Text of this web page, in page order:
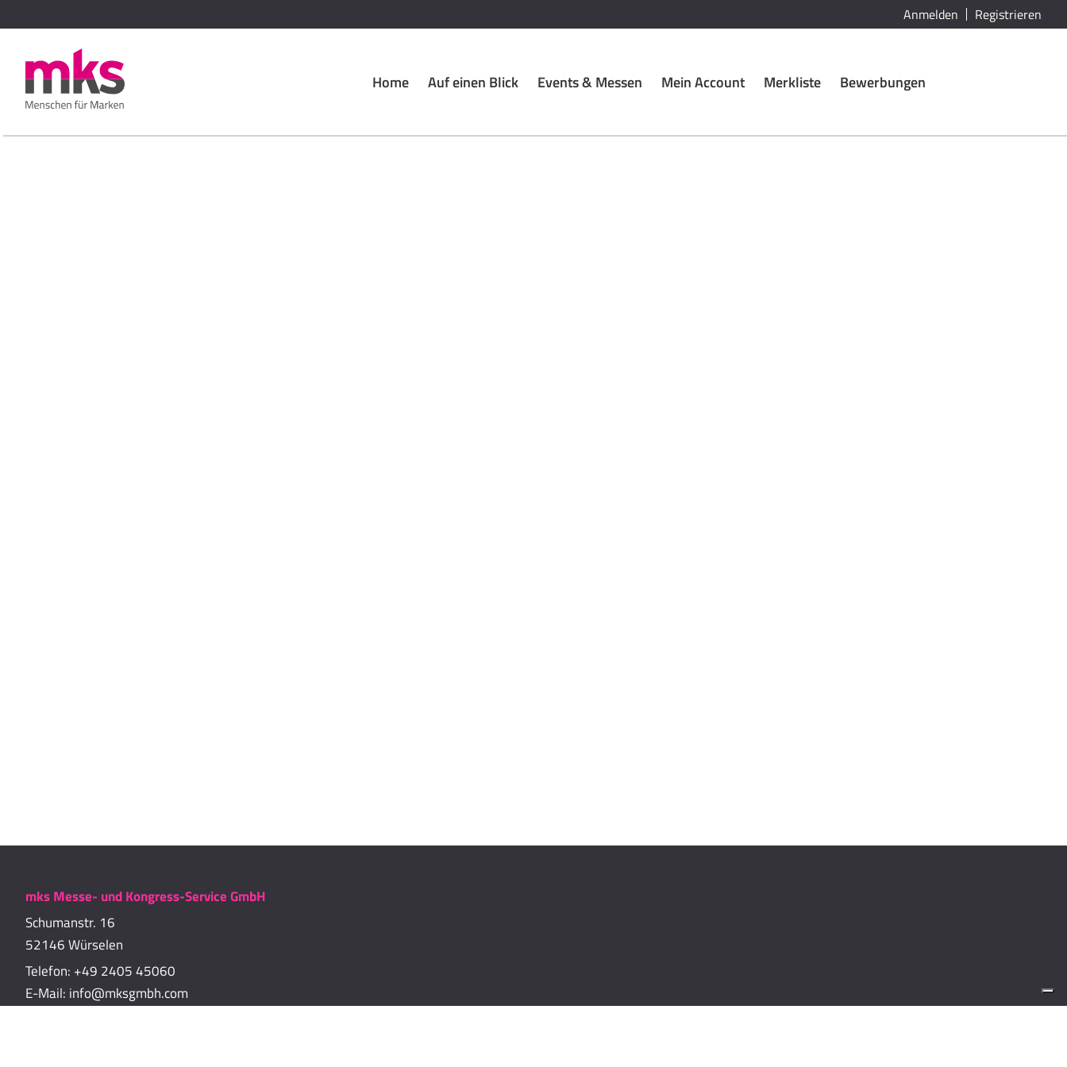
Anmelden Registrieren
Home Auf einen Blick Events & Messen Mein Account Merkliste Bewerbungen
mks Messe- und Kongress-Service GmbH
Schumanstr. 16
52146 Würselen
Telefon: +49 2405 45060
E-Mail: info@mksgmbh.com